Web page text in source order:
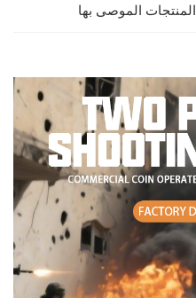
المنتجات الموصى بها